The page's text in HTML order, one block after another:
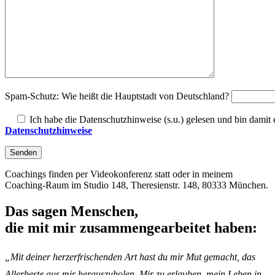
Spam-Schutz: Wie heißt die Hauptstadt von Deutschland?
Ich habe die Datenschutzhinweise (s.u.) gelesen und bin damit
Datenschutzhinweise
Coachings finden per Videokonferenz statt oder in meinem
Coaching-Raum im Studio 148, Theresienstr. 148, 80333 München.
Das sagen Menschen,
die mit mir zusammengearbeitet haben:
„Mit deiner herzerfrischenden Art hast du mir Mut gemacht, das